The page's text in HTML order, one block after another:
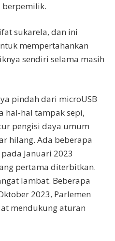
berpemilik.
sukarela, dan ini
mempertahankan
sendiri selama masih
pindah dari microUSB
hal-hal tampak sepi,
pengisi daya umum
hilang. Ada beberapa
Januari 2023
pertama diterbitkan.
lambat. Beberapa
2023, Parlemen
mendukung aturan